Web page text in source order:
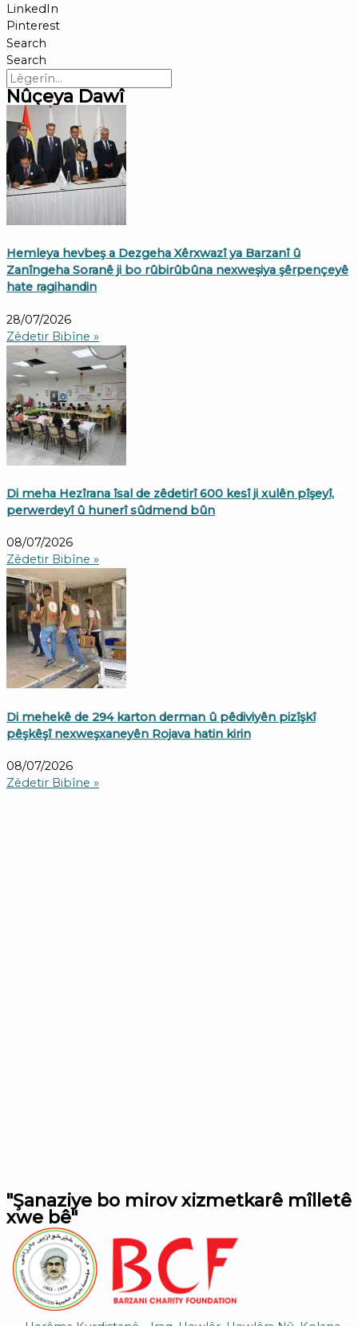
LinkedIn
Pinterest
Search
Search
Nûçeya Dawî
Hemleya hevbeş a Dezgeha Xêrxwazî ya Barzanî û
Zanîngeha Soranê ji bo rûbirûbûna nexweşiya şêrpençeyê
hate ragihandin
28/07/2026
Zêdetir Bibîne »
Di meha Hezîrana îsal de zêdetirî 600 kesî ji xulên pîşeyî,
perwerdeyî û hunerî sûdmend bûn
08/07/2026
Zêdetir Bibîne »
Di mehekê de 294 karton derman û pêdiviyên pizîşkî
pêşkêşî nexweşxaneyên Rojava hatin kirin
08/07/2026
Zêdetir Bibîne »
"Şanaziye bo mirov xizmetkarê mîlletê
xwe bê"